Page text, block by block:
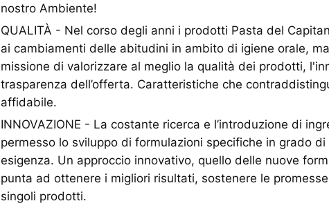
nostro Ambiente!
QUALITÀ - Nel corso degli anni i prodotti Pasta del
ai cambiamenti delle abitudini in ambito di igiene orale,
missione di valorizzare al meglio la qualità dei prodotti,
trasparenza dell’offerta. Caratteristiche che
affidabile.
INNOVAZIONE - La costante ricerca e l’introduzione di
permesso lo sviluppo di formulazioni specifiche in grado
esigenza. Un approccio innovativo, quello delle nuove
punta ad ottenere i migliori risultati, sostenere le
singoli prodotti.